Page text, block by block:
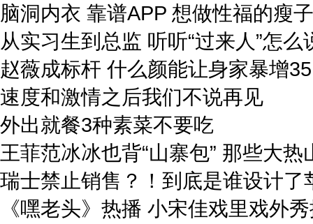
脑洞内衣 靠谱APP 想做性福的瘦
从实习生到总监 听听“过来人”怎么
赵薇成标杆 什么颜能让身家暴增
速度和激情之后我们不说再见
外出就餐3种素菜不要吃
王菲范冰冰也背“山寨包” 那些大热
瑞士禁止销售？！到底是谁设计了
《嘿老头》热播 小宋佳戏里戏外